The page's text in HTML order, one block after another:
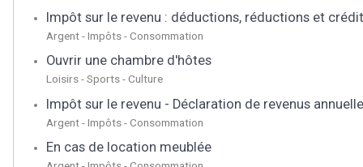
Impôt sur le revenu : déductions, réductions et
Argent - Impôts - Consommation
Ouvrir une chambre d'hôtes
Loisirs - Sports - Culture
Impôt sur le revenu - Déclaration de revenus annuelle
Argent - Impôts - Consommation
En cas de location meublée